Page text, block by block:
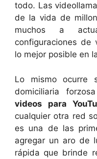
todo. Las
de la vida de
muchos a
configuraciones de
lo mejor posible en
Lo mismo ocurre
domiciliaria
videos para
cualquier otra red
es una de las
agregar un aro de
rápida que brinde